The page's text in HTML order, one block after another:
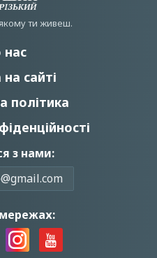
ти живеш.
нас
сайті
політика
з нами: